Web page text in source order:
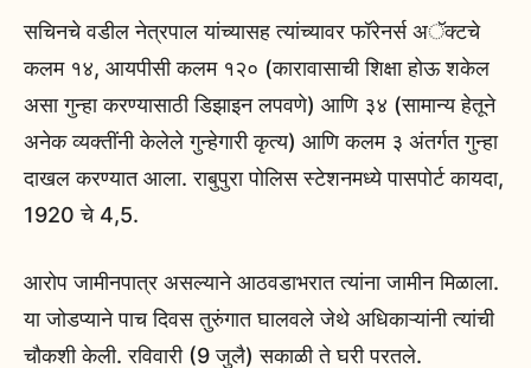
सचिनचे वडील नेत्रपाल यांच्यासह त्यांच्यावर फॉरेनर्स अॅक्टचे
कलम १४, आयपीसी कलम १२० (कारावासाची शिक्षा होऊ शकेल
असा गुन्हा करण्यासाठी डिझाइन लपवणे) आणि ३४ (सामान्य हेतूने
अनेक व्यक्तींनी केलेले गुन्हेगारी कृत्य) आणि कलम ३ अंतर्गत गुन्हा
दाखल करण्यात आला. राबुपुरा पोलिस स्टेशनमध्ये पासपोर्ट कायदा,
1920 चे 4,5.
आरोप जामीनपात्र असल्याने आठवडाभरात त्यांना जामीन मिळाला.
या जोडप्याने पाच दिवस तुरुंगात घालवले जेथे अधिकाऱ्यांनी त्यांची
चौकशी केली. रविवारी (9 जुलै) सकाळी ते घरी परतले.